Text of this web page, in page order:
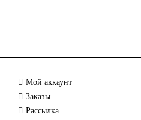
Мой аккаунт
Заказы
Рассылка